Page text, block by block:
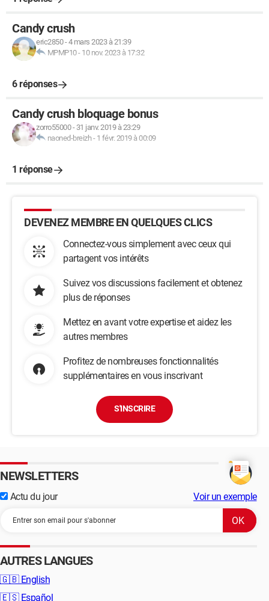
Candy crush
eric2850-4 mars 2023 à 21:39
MPMP10- 10 nov. 2023 à 17:32
6 réponses
Candy crush bloquage bonus
zorro55000- 31 janv. 2019 à 23:29
naoned-breizh- 1 févr. 2019 à 00:09
1 réponse
DEVENEZ MEMBRE EN QUELQUES CLICS
Connectez-vous simplement avec ceux qui
partagent vos intérêts
Suivez vos discussions facilement et obtenez
plus de réponses
Mettez en avant votre expertise et aidez les
autres membres
Profitez de nombreuses fonctionnalités
supplémentaires en vous inscrivant
S'INSCRIRE
NEWSLETTERS
Actu du jour Voir un exemple
AUTRES LANGUES
🇬🇧 English
🇪🇸 Español